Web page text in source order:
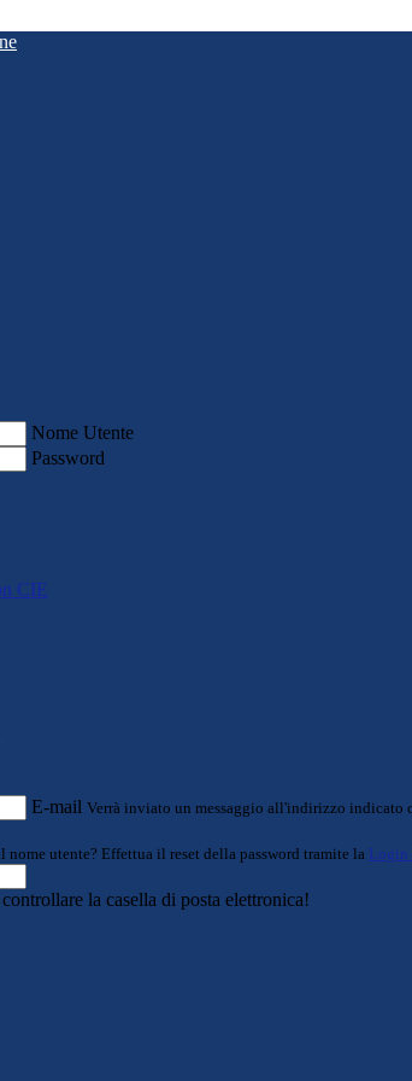
Nome Utente
Password
CIE
E-mail Verrà inviato un messaggio all'indirizzo indicato
nome utente? Effettua il reset della password tramite la Login
la casella di posta elettronica!